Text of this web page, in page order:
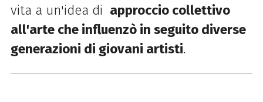
vita a un'idea di approccio collettivo
all'arte che influenzò in seguito diverse
generazioni di giovani artisti.